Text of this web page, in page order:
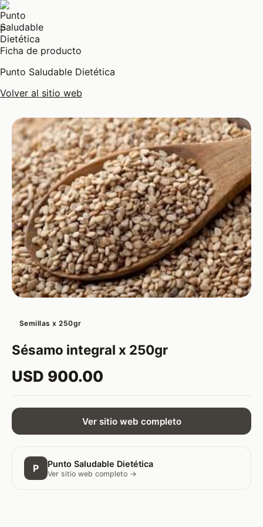
P
Ficha de producto
Punto Saludable Dietética
Volver al sitio web
Semillas x 250gr
Sésamo integral x 250gr
USD 900.00
Ver sitio web completo
P Punto Saludable Dietética
Ver sitio web completo →